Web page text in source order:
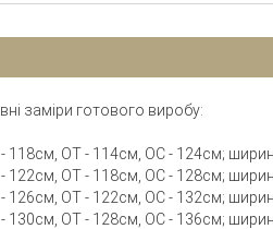
заміри готового виробу:
118см, ОТ - 114см, ОС - 124см;
122см, ОТ - 118см, ОС - 128см;
126см, ОТ - 122см, ОС - 132см;
130см, ОТ - 128см, ОС - 136см;